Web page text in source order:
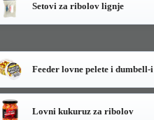
Setovi za ribolov lignje
Feeder lovne pelete i dumbell-i
Lovni kukuruz za ribolov